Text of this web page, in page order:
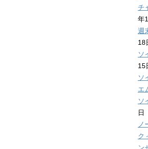
チ
年
週
18
ソ
15
ソ
エ
ソ
日
ノ
ク